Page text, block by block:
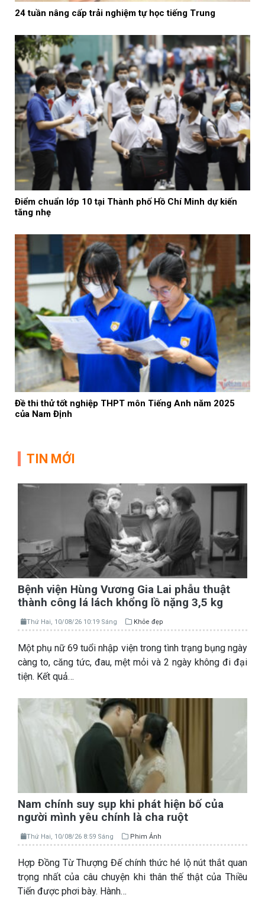
24 tuần nâng cấp trải nghiệm tự học tiếng Trung
Điểm chuẩn lớp 10 tại Thành phố Hồ Chí Minh dự kiến
tăng nhẹ
Đề thi thử tốt nghiệp THPT môn Tiếng Anh năm 2025
của Nam Định
TIN MỚI
Bệnh viện Hùng Vương Gia Lai phẫu thuật
thành công lá lách khổng lồ nặng 3,5 kg
Thứ Hai, 10/08/26 10:19 Sáng Khỏe đẹp
Một phụ nữ 69 tuổi nhập viện trong tình trạng bụng ngày
càng to, căng tức, đau, mệt mỏi và 2 ngày không đi đại
tiện. Kết quả…
Nam chính suy sụp khi phát hiện bố của
người mình yêu chính là cha ruột
Thứ Hai, 10/08/26 8:59 Sáng Phim Ảnh
Hợp Đồng Từ Thượng Đế chính thức hé lộ nút thắt quan
trọng nhất của câu chuyện khi thân thế thật của Thiều
Tiến được phơi bày. Hành…